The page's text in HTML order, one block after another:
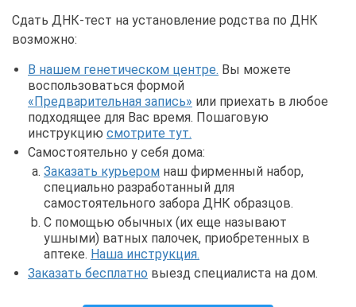
Сдать ДНК-тест на установление родства по ДНК
возможно:
В нашем генетическом центре. Вы можете
воспользоваться формой
«Предварительная запись» или приехать в любое
подходящее для Вас время. Пошаговую
инструкцию смотрите тут.
Самостоятельно у себя дома:
Заказать курьером наш фирменный набор,
специально разработанный для
самостоятельного забора ДНК образцов.
С помощью обычных (их еще называют
ушными) ватных палочек, приобретенных в
аптеке. Наша инструкция.
Заказать бесплатно выезд специалиста на дом.